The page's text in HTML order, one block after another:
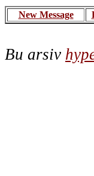
New Message
Bu arsiv